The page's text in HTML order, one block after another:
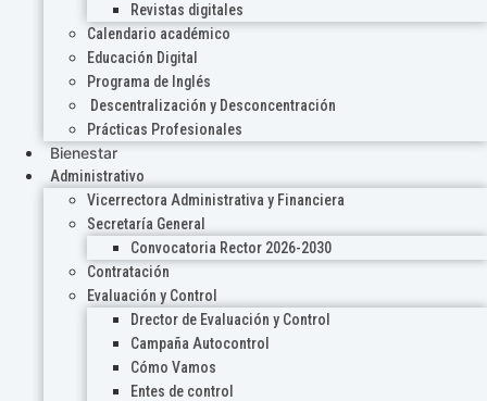
Revistas digitales
Calendario académico
Educación Digital
Programa de Inglés
Descentralización y Desconcentración
Prácticas Profesionales
Bienestar
Administrativo
Vicerrectora Administrativa y Financiera
Secretaría General
Convocatoria Rector 2026-2030
Contratación
Evaluación y Control
Drector de Evaluación y Control
Campaña Autocontrol
Cómo Vamos
Entes de control